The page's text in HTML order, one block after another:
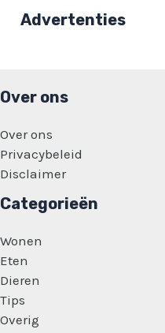
gratis
douchegel,
Advertenties
Over ons
Over ons
Privacybeleid
Disclaimer
Categorieën
Wonen
Eten
Dieren
Tips
Overig